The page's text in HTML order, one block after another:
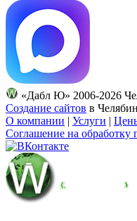
«Дабл Ю» 2006-2026
Создание сайтов в
О компании | Услуги |
Соглашение на обработку